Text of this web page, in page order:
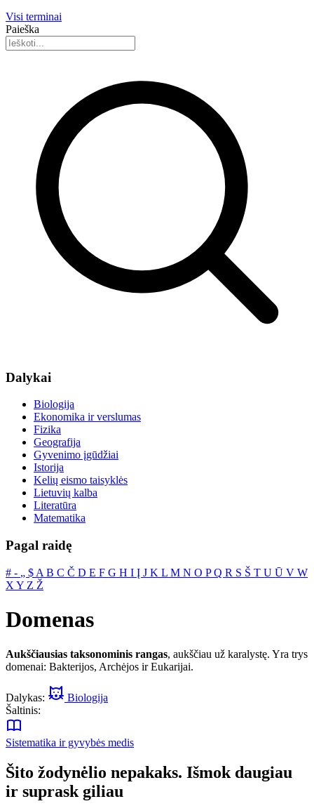
Visi terminai
Paieška
Dalykai
Biologija
Ekonomika ir verslumas
Fizika
Geografija
Gyvenimo įgūdžiai
Istorija
Kelių eismo taisyklės
Lietuvių kalba
Literatūra
Matematika
Pagal raidę
# ‐ „ $ A B C Č D E F G H I Į J K L M N O PQ R S Š T U Ū V W
X Y Z Ž
Domenas
Aukščiausias taksonominis rangas, aukščiau už karalystę. Yra trys
domenai: Bakterijos, Archėjos ir Eukarijai.
Dalykas:
Biologija
Šaltinis:
Sistematika ir gyvybės medis
Šito žodynėlio nepakaks. Išmok daugiau
ir suprask giliau